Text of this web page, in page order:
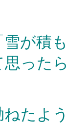
雪が積
思った
ねたよ